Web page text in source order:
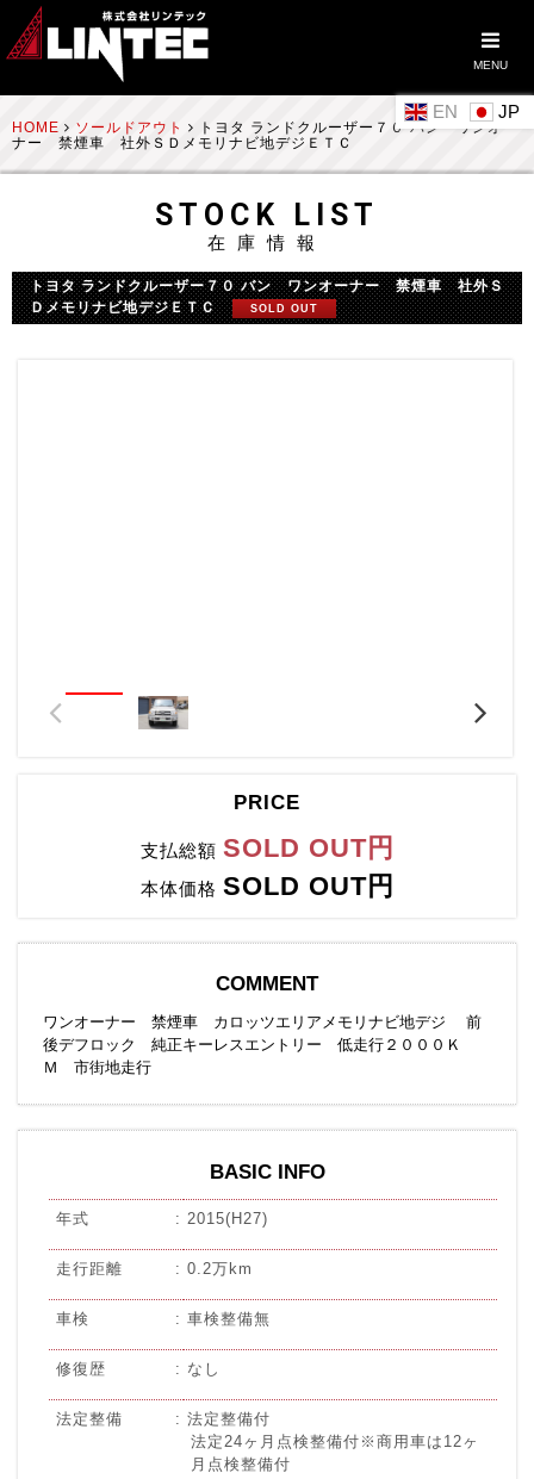
MENU
EN
HOME ソールドアウト
トヨタ ランドクルーザー７０ バン ワンオー
ナー 禁煙車 社外ＳＤメモリナビ地デジＥＴＣ
STOCK LIST
在庫情報
トヨタ ランドクルーザー７０ バン ワンオーナー 禁煙車 社外Ｓ
Ｄメモリナビ地デジＥＴＣ
SOLD OUT
PRICE
支払総額 SOLD OUT円
本体価格 SOLD OUT円
COMMENT
ワンオーナー 禁煙車 カロッツエリアメモリナビ地デジ 前
後デフロック 純正キーレスエントリー 低走行２０００Ｋ
Ｍ 市街地走行
BASIC INFO
年式 2015(H27)
走行距離 0.2万km
車検 車検整備無
修復歴 なし
法定整備
法定整備付
法定24ヶ月点検整備付※商用車は12ヶ
月点検整備付